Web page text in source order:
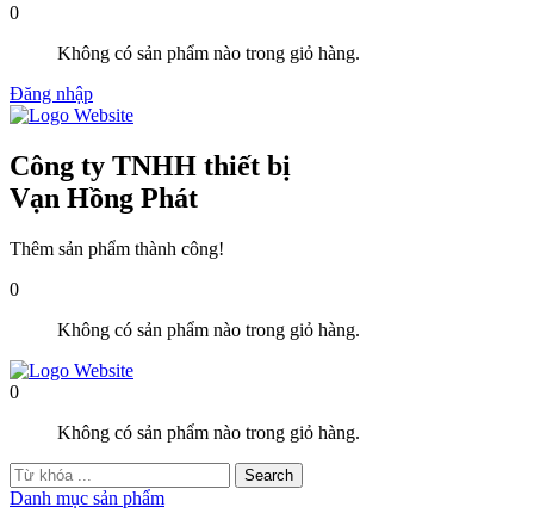
0
Không có sản phẩm nào trong giỏ hàng.
Đăng nhập
Công ty TNHH thiết bị
Vạn Hồng Phát
Thêm sản phẩm thành công!
0
Không có sản phẩm nào trong giỏ hàng.
0
Không có sản phẩm nào trong giỏ hàng.
Danh mục sản phẩm